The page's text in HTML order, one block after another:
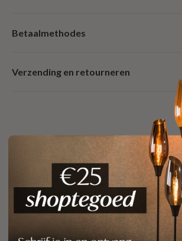
Betaalmethodes
Verzending en retourneren
Gerelateerde
FAQ